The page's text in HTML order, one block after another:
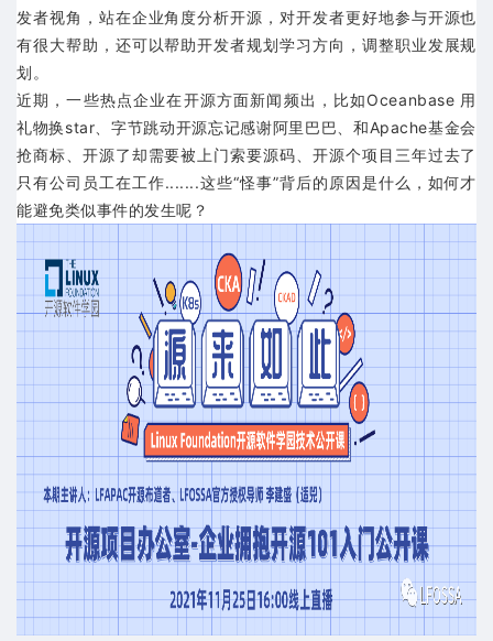
发者视角，站在企业角度分析开源，对开发者更好地参与开源也
有很大帮助，还可以帮助开发者规划学习方向，调整职业发展规
划。
近期，一些热点企业在开源方面新闻频出，比如Oceanbase 用
礼物换star、字节跳动开源忘记感谢阿里巴巴、和Apache基金会
抢商标、开源了却需要被上门索要源码、开源个项目三年过去了
只有公司员工在工作.......这些“怪事”背后的原因是什么，如何才
能避免类似事件的发生呢？